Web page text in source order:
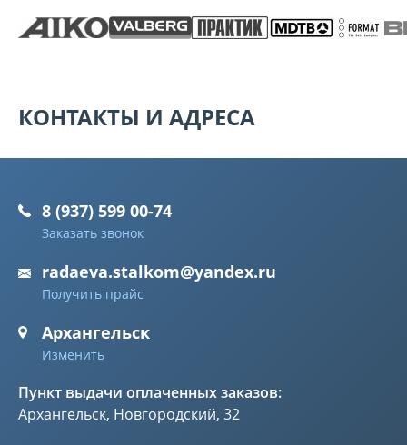
КОНТАКТЫ И АДРЕСА
8 (937) 599 00-74
Заказать звонок
radaeva.stalkom@yandex.ru
Получить прайс
Архангельск
Изменить
Пункт выдачи оплаченных заказов:
Архангельск, Новгородский, 32